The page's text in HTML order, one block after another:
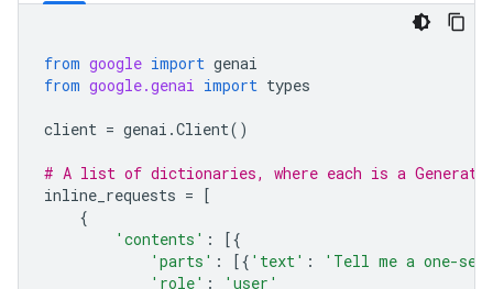
from google import genai
from google.genai import types
client = genai .Client()
# A list of dictionaries, where each is a
inline_requests = [
{
'contents' :
[{
'parts' : [{ 'text' :
'Tell me a one-
'role' :
'user'